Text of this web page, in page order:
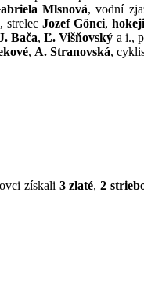
Mlsnová, vodní
, strelec Jozef Gönci,
Bača,Ľ. Višňovský a i.,
, A. Stranovská,
získali 3 zlaté,2